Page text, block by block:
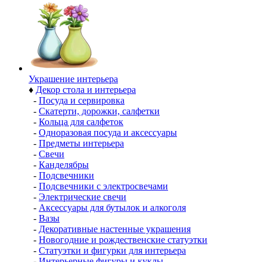
Украшение интерьера
♦ Декор стола и интерьера
- Посуда и сервировка
- Скатерти, дорожки, салфетки
- Кольца для салфеток
- Одноразовая посуда и аксессуары
- Предметы интерьера
- Свечи
- Канделябры
- Подсвечники
- Подсвечники с электросвечами
- Электрические свечи
- Аксессуары для бутылок и алкоголя
- Вазы
- Декоративные настенные украшения
- Новогодние и рождественские статуэтки
- Статуэтки и фигурки для интерьера